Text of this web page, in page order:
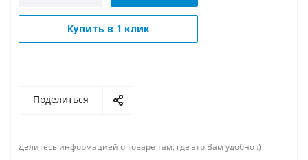
Купить в 1 клик
Поделиться
Делитесь информацией о товаре там, где это Вам удобно :)